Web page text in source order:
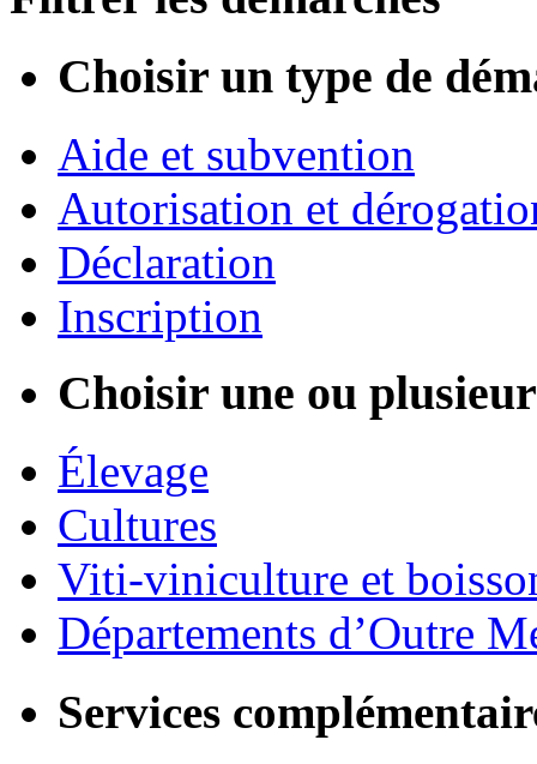
Choisir un type de
Aide et subvention
Autorisation et
Déclaration
Inscription
Choisir une ou
Élevage
Cultures
Viti-viniculture et
Départements d’Outre
Services